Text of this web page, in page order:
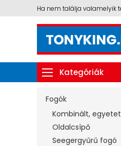
Ha nem találja valamelyik
Kategóriák
Fogók
Kombinált,
Oldalcsípő
Seegergyűrű fogó